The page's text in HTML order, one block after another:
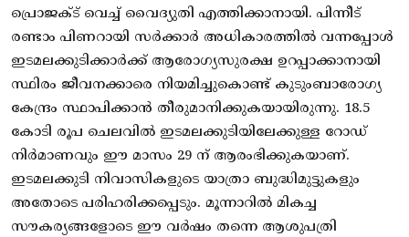
പ്രൊജക്ട് വെച്ച് വൈദ്യുതി എത്തിക്കാനായി. പിന്നീട്
രണ്ടാം പിണറായി സര്‍ക്കാര്‍ അധികാരത്തില്‍ വന്നപ്പോള്‍
ഇടമലക്കുടിക്കാര്‍ക്ക് ആരോഗ്യസുരക്ഷ ഉറപ്പാക്കാനായി
സ്ഥിരം ജീവനക്കാരെ നിയമിച്ചുകൊണ്ട് കുടുംബാരോഗ്യ
കേന്ദ്രം സ്ഥാപിക്കാന്‍ തീരുമാനിക്കുകയായിരുന്നു. 18.5
കോടി രൂപ ചെലവില്‍ ഇടമലക്കുടിയിലേക്കുള്ള റോഡ്
നിര്‍മാണവും ഈ മാസം 29 ന് ആരംഭിക്കുകയാണ്.
ഇടമലക്കുടി നിവാസികളുടെ യാത്രാ ബുദ്ധിമുട്ടുകളും
അതോടെ പരിഹരിക്കപ്പെടും. മൂന്നാറില്‍ മികച്ച
സൗകര്യങ്ങളോടെ ഈ വര്‍ഷം തന്നെ ആശുപത്രി